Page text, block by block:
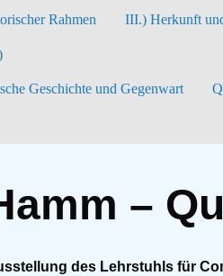
Rahmen III.) Herkunft
Geschichte und Gegenwart
–
des Lehrstuhls für